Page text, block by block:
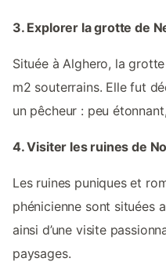
3. Explorer la grotte de
Située à Alghero, la
m2 souterrains. Elle fut
un pêcheur : peu
4. Visiter les ruines de
Les ruines puniques et
phénicienne sont situées
ainsi d’une visite
paysages.